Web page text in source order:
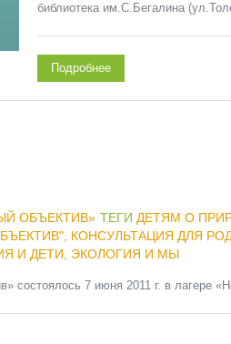
библиотека им.С.Бегалина
Подробнее
ОБЪЕКТИВ» ТЕГИ ДЕТЯМ О
КОНСУЛЬТАЦИЯ ДЛЯ
И ДЕТИ ЭКОЛОГИЯ И МЫ
состоялось 7 июня 2011 г. в лагере